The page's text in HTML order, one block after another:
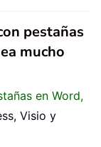
pestañas
mucho
en Word,
Visio y